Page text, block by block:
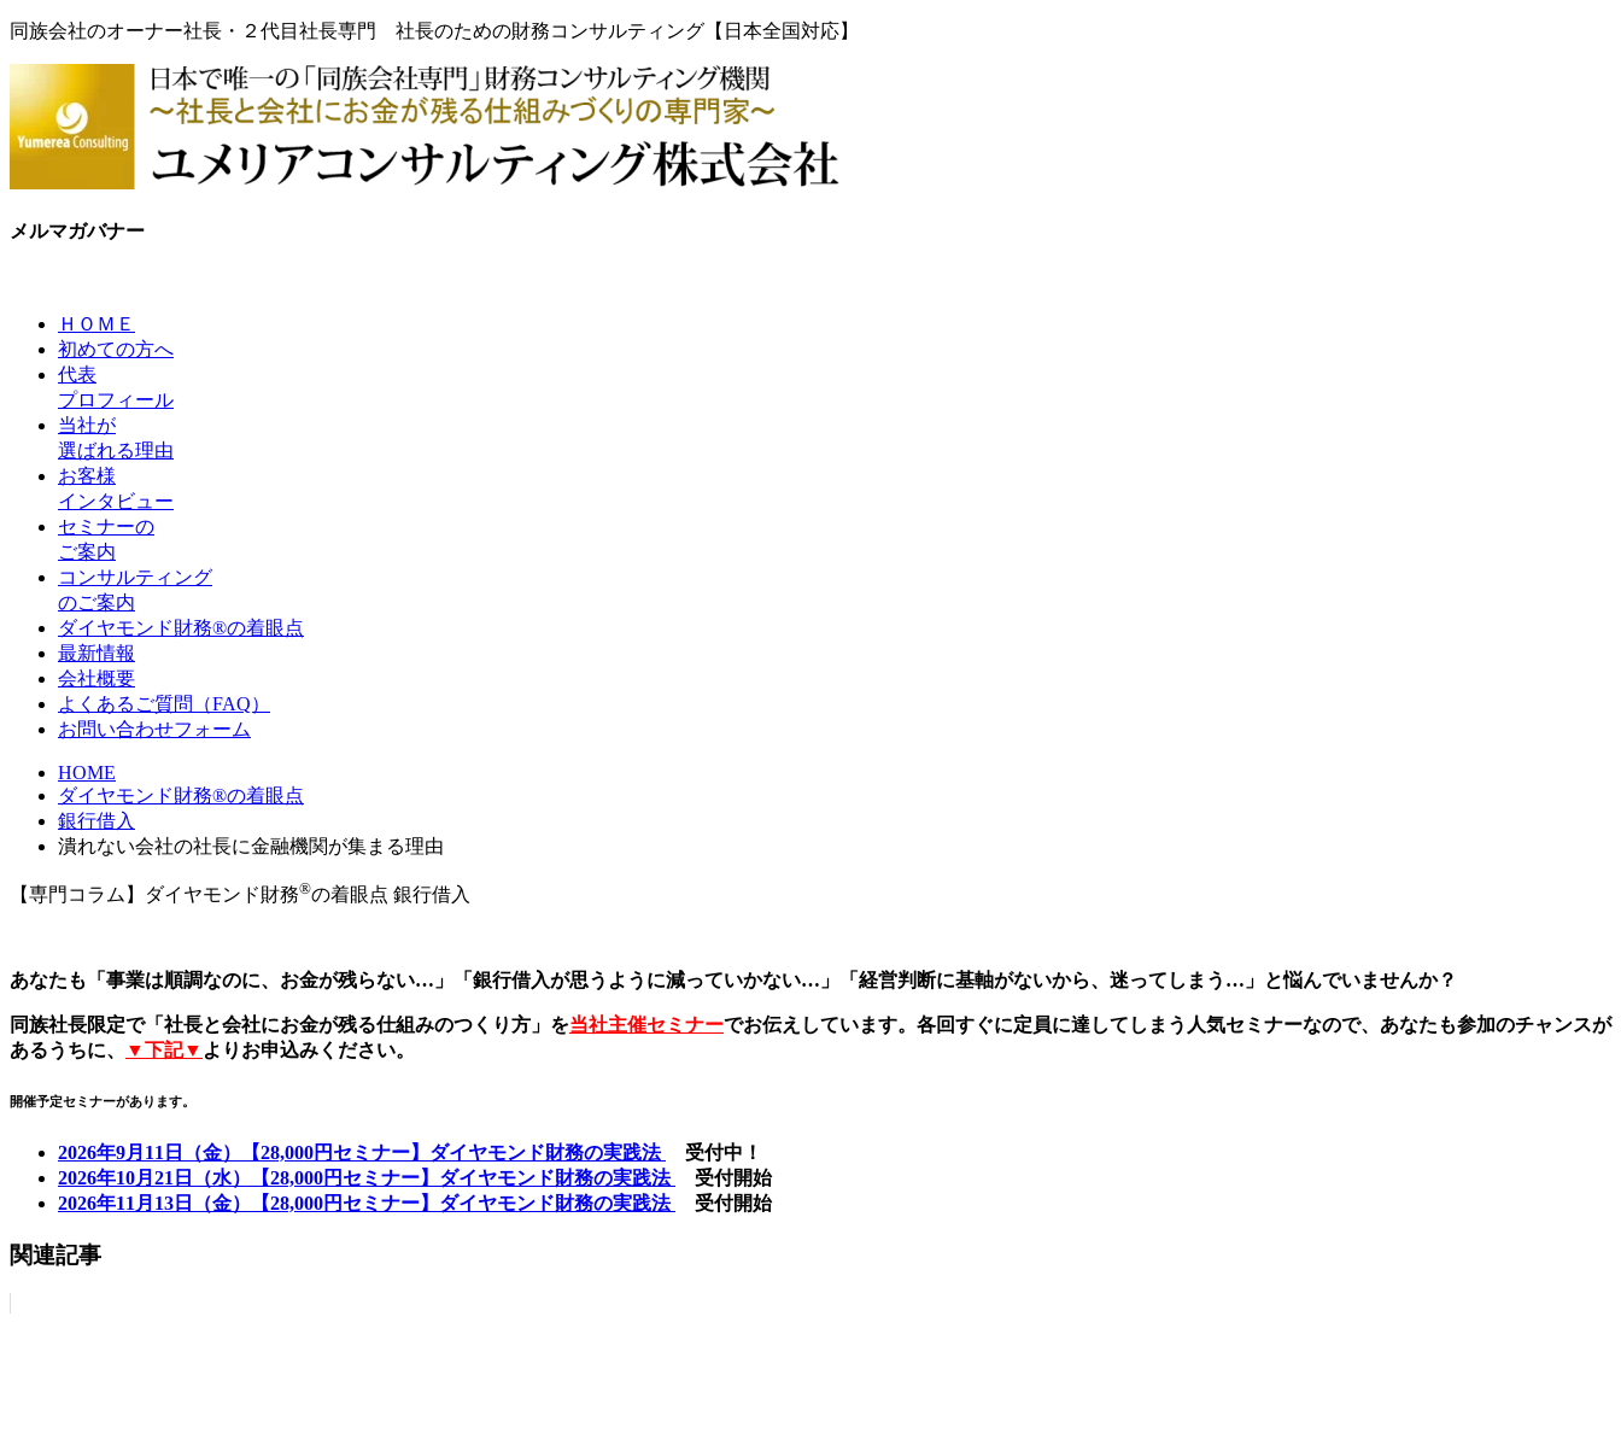
同族会社のオーナー社長・２代目社長専門 社長のための財務コンサルティング【日本全国対応】
メルマガバナー
ＨＯＭＥ
初めての方へ
代表
プロフィール
当社が
選ばれる理由
お客様
インタビュー
セミナーの
ご案内
コンサルティング
のご案内
ダイヤモンド財務®の着眼点
最新情報
会社概要
よくあるご質問（FAQ）
お問い合わせフォーム
HOME
ダイヤモンド財務®の着眼点
銀行借入
潰れない会社の社長に金融機関が集まる理由
【専門コラム】ダイヤモンド財務®の着眼点 銀行借入
あなたも「事業は順調なのに、お金が残らない…」「銀行借入が思うように減っていかない…」「経営判断に基軸がないから、迷ってしまう…」と悩んでいませんか？
同族社長限定で「社長と会社にお金が残る仕組みのつくり方」を当社主催セミナーでお伝えしています。各回すぐに定員に達してしまう人気セミナーなので、あなたも参加のチャンスが
あるうちに、
▼下記▼ よりお申込みください。
開催予定セミナーがあります。
2026年9月11日（金）【28,000円セミナー】ダイヤモンド財務の実践法
受付中！
2026年10月21日（水）【28,000円セミナー】ダイヤモンド財務の実践法
受付開始
2026年11月13日（金）【28,000円セミナー】ダイヤモンド財務の実践法
受付開始
関連記事